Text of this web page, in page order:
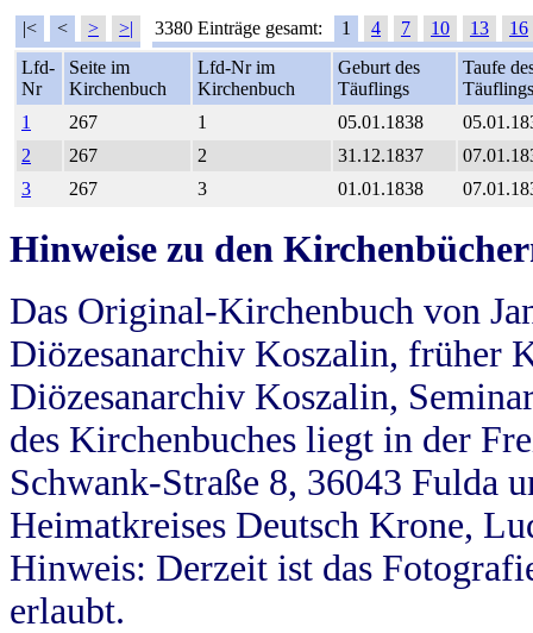
|< < > >| 3380 Einträge gesamt: 1 4 7 10 13
16
Lfd-
Nr
Seite im
Kirchenbuch
Lfd-Nr im
Kirchenbuch
Geburt des
Täuflings
Taufe
Täuflings
1
267 1 05.01.1838
2
267 2 31.12.1837
3
267 3 01.01.1838
Hinweise zu den
Das Original-Kirchenbuch von
Diözesanarchiv Koszalin, früher
Diözesanarchiv Koszalin,
des Kirchenbuches liegt in der
Schwank-Straße 8, 36043 Fulda
Heimatkreises Deutsch Krone,
Hinweis: Derzeit ist das
erlaubt.